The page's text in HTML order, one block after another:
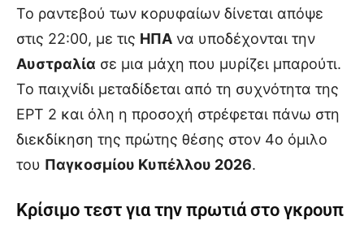
Το ραντεβού των κορυφαίων δίνεται απόψε
στις 22:00, με τις ΗΠΑ να υποδέχονται την
Αυστραλία σε μια μάχη που μυρίζει μπαρούτι.
Το παιχνίδι μεταδίδεται από τη συχνότητα της
ΕΡΤ 2 και όλη η προσοχή στρέφεται πάνω στη
διεκδίκηση της πρώτης θέσης στον 4ο όμιλο
του Παγκοσμίου Κυπέλλου 2026.
Κρίσιμο τεστ για την πρωτιά στο γκρουπ